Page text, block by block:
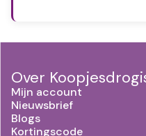
Over
Mijn account
Nieuwsbrief
Blogs
Kortingscode